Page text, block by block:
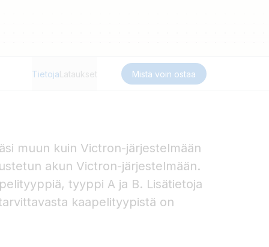
TietojaLataukset Mistä voin ostaa
muun kuin Victron-järjestelmään
akun Victron-järjestelmään.
tyyppi A ja B. Lisätietoja
kaapelityypistä on